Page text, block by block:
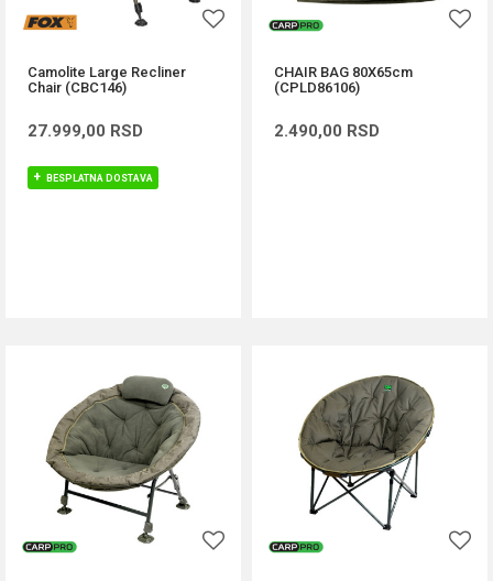
Camolite Large Recliner
Chair (CBC146)
27.999,00 RSD
BESPLATNA DOSTAVA
CHAIR BAG 80X65cm
(CPLD86106)
2.490,00 RSD